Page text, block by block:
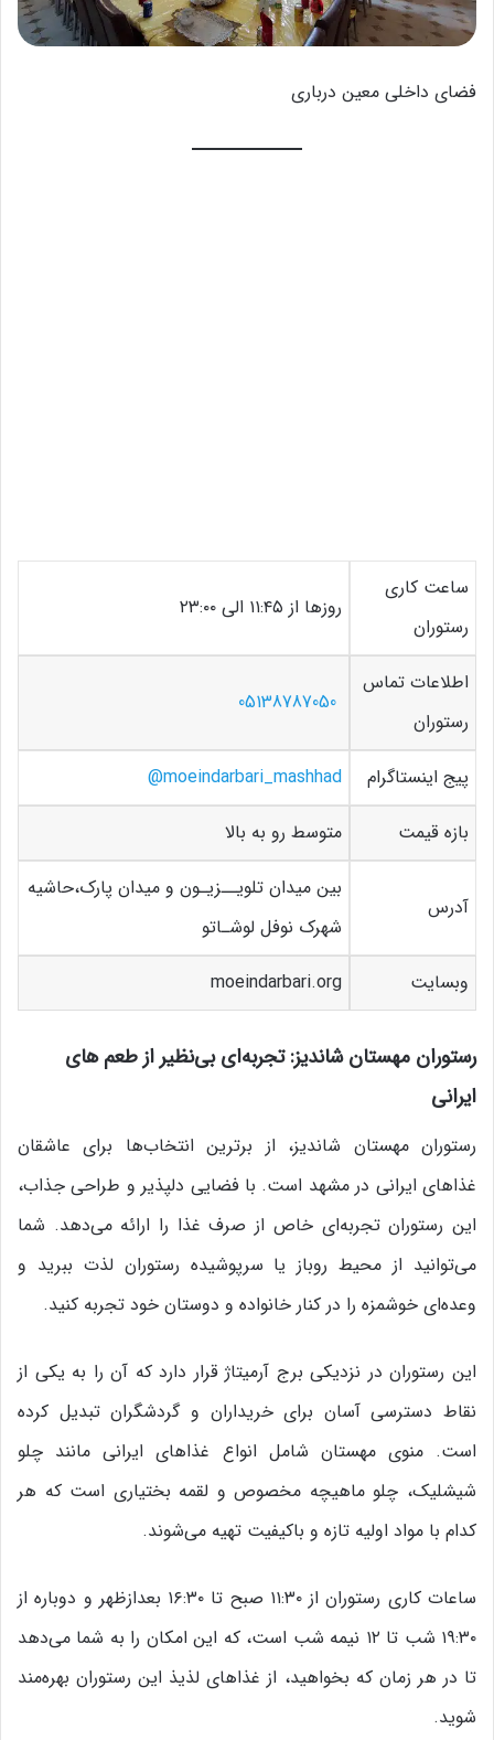
فضای داخلی معین درباری
ساعت کاری
رستوران
روزها از ۱۱:۴۵ الی ۲۳:۰۰
اطلاعات تماس
رستوران
05138787050
پیج اینستاگرام moeindarbari_mashhad
@
بازه قیمت
متوسط رو به بالا
آدرس
بین میدان تلویــزیـون و میدان پارک،حاشیه
شهرک نوفل لوشـاتو
وبسایت
moeindarbari.org
رستوران مهستان شاندیز: تجربه‌ای بی‌نظیر از طعم های
ایرانی
رستوران مهستان شاندیز، از برترین انتخاب‌ها برای عاشقان
غذاهای ایرانی در مشهد است. با فضایی دلپذیر و طراحی جذاب،
این رستوران تجربه‌ای خاص از صرف غذا را ارائه می‌دهد. شما
می‌توانید از محیط روباز یا سرپوشیده رستوران لذت ببرید و
وعده‌ای خوشمزه را در کنار خانواده و دوستان خود تجربه کنید.
این رستوران در نزدیکی برج آرمیتاژ قرار دارد که آن را به یکی از
نقاط دسترسی آسان برای خریداران و گردشگران تبدیل کرده
است. منوی مهستان شامل انواع غذاهای ایرانی مانند چلو
شیشلیک، چلو ماهیچه مخصوص و لقمه بختیاری است که هر
کدام با مواد اولیه تازه و باکیفیت تهیه می‌شوند.
ساعات کاری رستوران از ۱۱:۳۰ صبح تا ۱۶:۳۰ بعدازظهر و دوباره از
۱۹:۳۰ شب تا ۱۲ نیمه شب است، که این امکان را به شما می‌دهد
تا در هر زمان که بخواهید، از غذاهای لذیذ این رستوران بهره‌مند
شوید.